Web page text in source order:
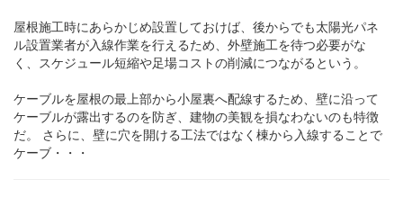
屋根施工時にあらかじめ設置しておけば、後からでも太陽光パネ
ル設置業者が入線作業を行えるため、外壁施工を待つ必要がな
く、スケジュール短縮や足場コストの削減につながるという。
ケーブルを屋根の最上部から小屋裏へ配線するため、壁に沿って
ケーブルが露出するのを防ぎ、建物の美観を損なわないのも特徴
だ。 さらに、壁に穴を開ける工法ではなく棟から入線することで
ケーブ・・・